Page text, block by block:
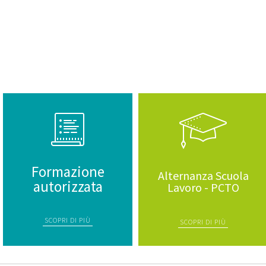
Formazione
autorizzata
SCOPRI DI PIÙ
Alternanza Scuola
Lavoro - PCTO
SCOPRI DI PIÙ